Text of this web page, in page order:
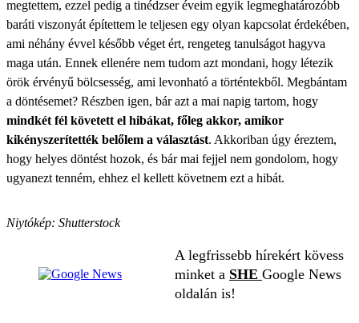
megtettem, ezzel pedig a tinédzser éveim egyik legmeghatározóbb
baráti viszonyát építettem le teljesen egy olyan kapcsolat érdekében,
ami néhány évvel később véget ért, rengeteg tanulságot hagyva
maga után. Ennek ellenére nem tudom azt mondani, hogy létezik
örök érvényű bölcsesség, ami levonható a történtekből. Megbántam
a döntésemet? Részben igen, bár azt a mai napig tartom, hogy
mindkét fél követett el hibákat, főleg akkor, amikor
kikényszerítették belőlem a választást. Akkoriban úgy éreztem,
hogy helyes döntést hozok, és bár mai fejjel nem gondolom, hogy
ugyanezt tenném, ehhez el kellett követnem ezt a hibát.
Niytókép: Shutterstock
A legfrissebb hírekért kövess
minket a SHE Google News
oldalán is!